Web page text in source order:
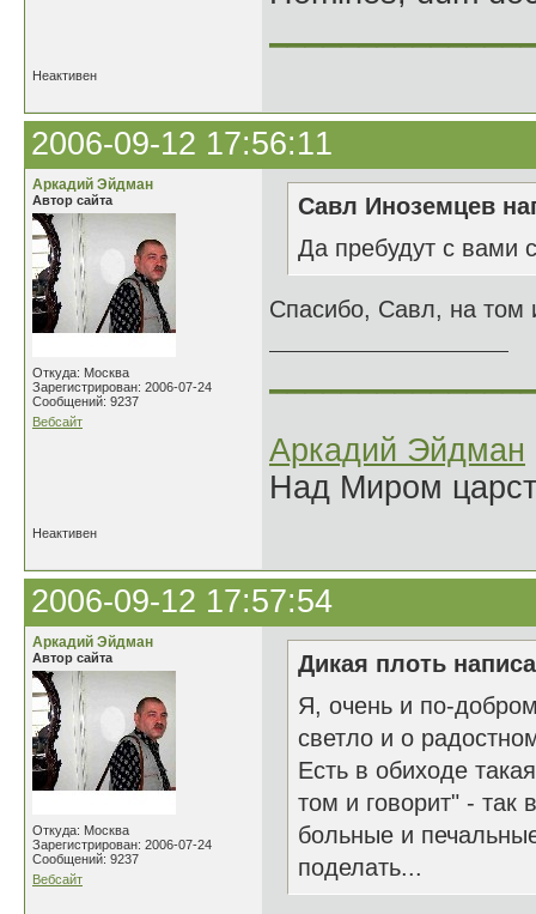
Неактивен
2006-09-12 17:56:11
Аркадий Эйдман
Автор сайта
Откуда: Москва
Зарегистрирован: 2006-07-24
Сообщений: 9237
Вебсайт
Савл Иноземцев
Да пребудут с вами
Спасибо, Савл, на том
Аркадий Эйдман
Над Миром
Неактивен
2006-09-12 17:57:54
Аркадий Эйдман
Автор сайта
Откуда: Москва
Зарегистрирован: 2006-07-24
Сообщений: 9237
Вебсайт
Дикая плоть
Я, очень и по-
светло и о
Есть в обиходе
том и говорит" - так
больные и
поделать...